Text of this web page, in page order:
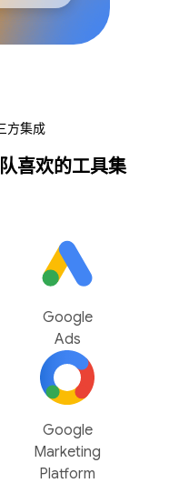
方集成
喜欢的工具集
Google
Ads
Google
Marketing
Platform